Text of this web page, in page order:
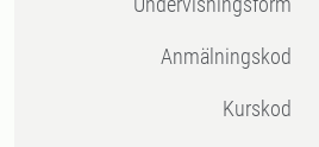
Anmälningskod
Kurskod